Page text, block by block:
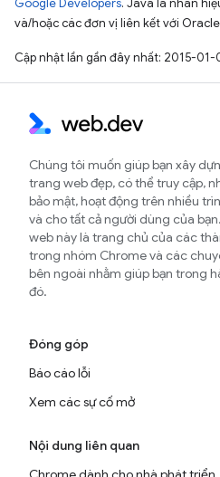
và/hoặc các đơn vị liên kết với
Cập nhật lần gần đây nhất: 2015-01-
Chúng tôi muốn giúp bạn xây
trang web đẹp, có thể truy cập,
bảo mật, hoạt động trên nhiều
và cho tất cả người dùng của
web này là trang chủ của các
trong nhóm Chrome và các
bên ngoài nhằm giúp bạn trong
đó.
Đóng góp
Báo cáo lỗi
Xem các sự cố mở
Nội dung liên quan